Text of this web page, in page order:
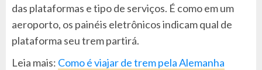
das plataformas e tipo de serviços. É como em um
aeroporto, os painéis eletrônicos indicam qual de
plataforma seu trem partirá.
Leia mais: Como é viajar de trem pela Alemanha